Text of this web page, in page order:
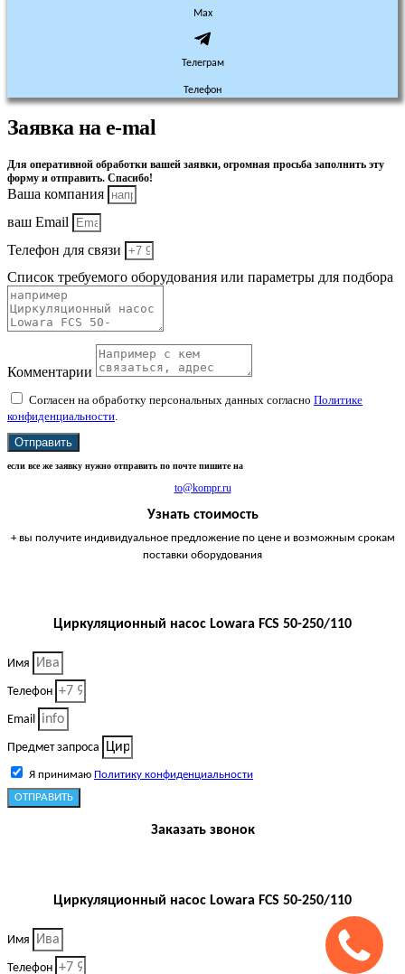
Max
Телеграм
Телефон
Заявка на e-mal
Для оперативной обработки вашей заявки, огромная просьба заполнить эту
форму и отправить. Спасибо!
Ваша компания
ваш Email
Телефон для связи
Список требуемого оборудования или параметры для подбора
Комментарии
Согласен на обработку персональных данных согласно Политике
конфиденциальности.
Отправить
если все же заявку нужно отправить по почте пишите на
to@kompr.ru
Узнать стоимость
+ вы получите индивидуальное предложение по цене и возможным срокам
поставки оборудования
Циркуляционный насос Lowara FCS 50-250/110
Имя
Телефон
Email
Предмет запроса
Я принимаю Политику конфиденциальности
ОТПРАВИТЬ
Заказать звонок
Циркуляционный насос Lowara FCS 50-250/110
Имя
Телефон